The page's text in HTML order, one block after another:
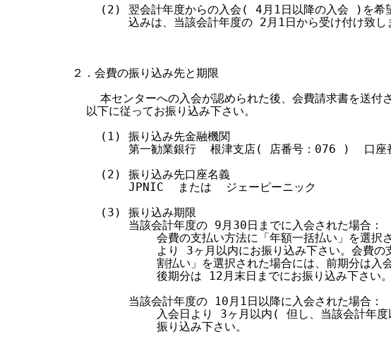
(2) 翌会計年度からの入会( 4月1日以降の入会 )を希
込みは、当該会計年度の 2月1日から受け付け致し
２．会費の振り込み先と期限
本センターへの入会が認められた後、会費請求書を送付
  以下に従ってお振り込み下さい。
    (1) 振り込み先金融機関
第一勧業銀行  根津支店( 店番号：076 )  口
    (2) 振り込み先口座名義
        JPNIC  または  ジェーピーニック
    (3) 振り込み期限
        当該会計年度の 9月30日までに入会された場合：
会費の支払い方法に「年額一括払い」を選択
より 3ヶ月以内にお振り込み下さい。会費の
割払い」を選択された場合には、前期分は入
            後期分は 12月末日までにお振り込み下さい。
        当該会計年度の 10月1日以降に入会された場合：
入会日より 3ヶ月以内( 但し、当該会計年度
            振り込み下さい。